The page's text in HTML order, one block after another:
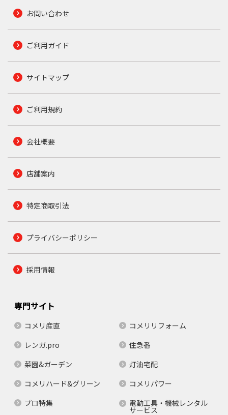
お問い合わせ
ご利用ガイド
サイトマップ
ご利用規約
会社概要
店舗案内
特定商取引法
プライバシーポリシー
採用情報
専門サイト
コメリ産直
コメリリフォーム
レンガ.pro
住急番
菜園&ガーデン
灯油宅配
コメリハード&グリーン
コメリパワー
プロ特集
電動工具・機械レンタル
サービス